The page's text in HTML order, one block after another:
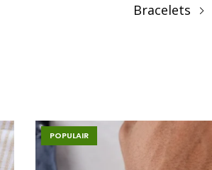
Bracelets
POPULAIR